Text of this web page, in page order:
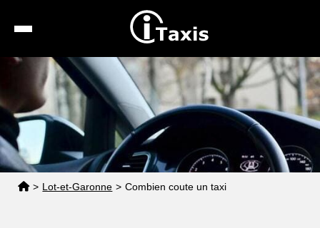
Recherche
Calcul de tarif
Taxis conventionnés
Espace pro
> Lot-et-Garonne > Combien coute un taxi